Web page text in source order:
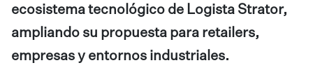
ecosistema tecnológico de Logista Strator,
ampliando su propuesta para retailers,
empresas y entornos industriales.